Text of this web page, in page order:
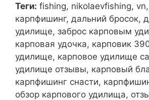
Теги: fishing, nikolaevfishing,
карпфишинг, дальний бросок,
удилище, заброс карповым
карповая удочка, карповик
удилище, карповое удилище
удилище отзывы, карповый
карпфишинг снасти,
обзор карпового удилища,